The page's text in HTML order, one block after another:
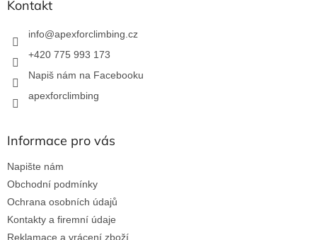
Kontakt
info@apexforclimbing.cz
+420 775 993 173
Napiš nám na Facebooku
apexforclimbing
Informace pro vás
Napište nám
Obchodní podmínky
Ochrana osobních údajů
Kontakty a firemní údaje
Reklamace a vrácení zboží